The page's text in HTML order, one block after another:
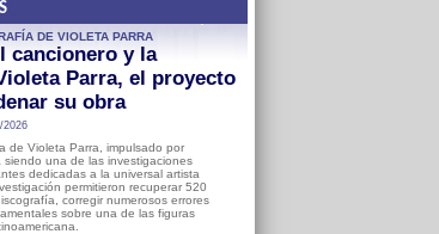
DE VIOLETA PARRA
cancionero y la
Parra, el proyecto
su obra
2026
de Violeta Parra, impulsado por
una de las investigaciones
dedicadas a la universal artista
permitieron recuperar 520
corregir numerosos errores
sobre una de las figuras